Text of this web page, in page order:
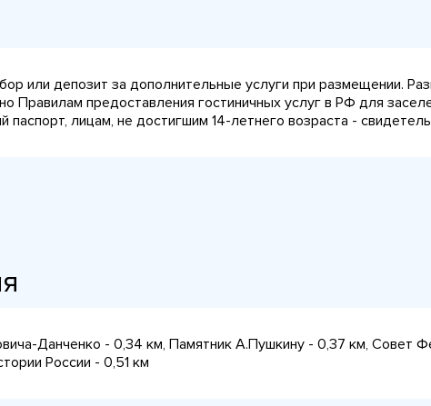
или депозит за дополнительные услуги при размещении.
Правилам предоставления гостиничных услуг в РФ для
лицам, не достигшим 14-летнего возраста -
Данченко - 0,34 км, Памятник А.Пушкину - 0,37 км,
России - 0,51 км